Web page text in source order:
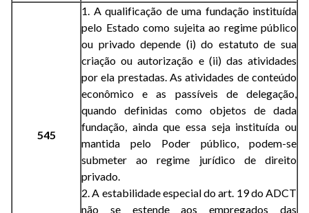
545
1. A qualificação de uma fundação instituída
pelo Estado como sujeita ao regime público
ou privado depende (i) do estatuto de sua
criação ou autorização e (ii) das atividades
por ela prestadas. As atividades de conteúdo
econômico e as passíveis de delegação,
quando definidas como objetos de dada
fundação, ainda que essa seja instituída ou
mantida pelo Poder público, podem-se
submeter ao regime jurídico de direito
privado.
2. A estabilidade especial do art. 19 do ADCT
não se estende aos empregados das